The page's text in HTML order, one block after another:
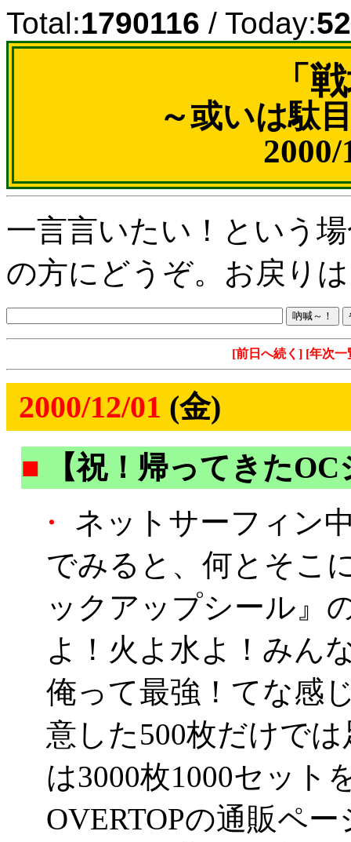
Total:1790116 / Today:52
「
～或いは駄
一言言いたい！という
の方にどうぞ。お戻りは
[前日へ続く] [年次一
2000/12/01 (金)
■
【祝！帰ってきた
・
ネットサーフィン
でみると、何とそこ
ックアップシール』
よ！火よ水よ！みん
俺って最強！てな感
意した500枚だけで
は3000枚1000セット
OVERTOPの通販ペ